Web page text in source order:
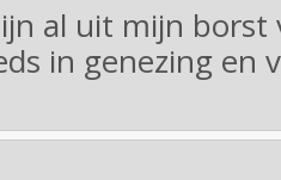
al uit mijn borst
in genezing en